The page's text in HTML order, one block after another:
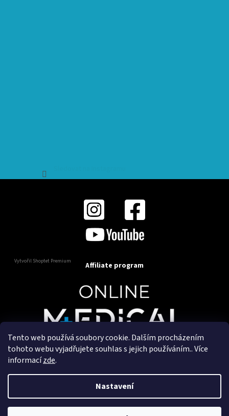
Tento web používá soubory cookie. Dalším procházením
tohoto webu vyjadřujete souhlas s jejich používáním.. Více
informacízde.
Nastavení
Vytvořil Shoptet Premium Affiliate program
Copyright 2025OnlineMedical.cz. Všechna práva
Vytvořil a marketingově zajišťuje